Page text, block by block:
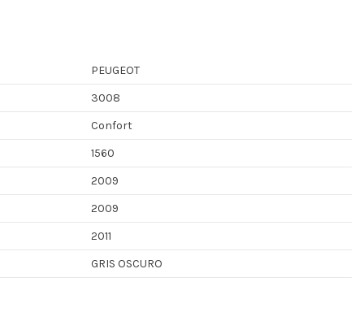
PEUGEOT
3008
Confort
1560
2009
2009
2011
GRIS OSCURO